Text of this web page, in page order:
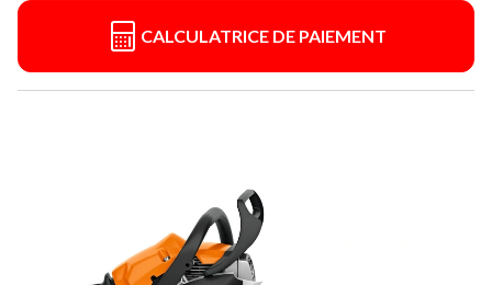
CALCULATRICE DE PAIEMENT